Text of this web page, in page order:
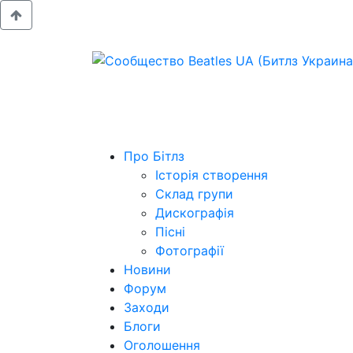
Про Бітлз
Історія створення
Склад групи
Дискографія
Пісні
Фотографії
Новини
Форум
Заходи
Блоги
Оголошення